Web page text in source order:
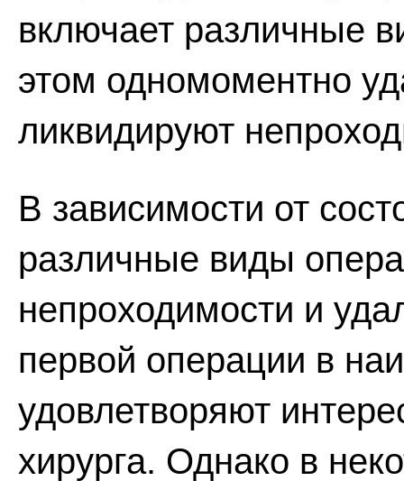
включает различные
этом одномоментно
ликвидируют
В зависимости от
различные виды
непроходимости и
первой операции в
удовлетворяют
хирурга. Однако в